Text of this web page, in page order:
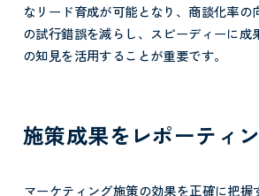
なリード育成が可能となり、商談化率
の試行錯誤を減らし、スピーディーに
の知見を活用することが重要です。
施策成果をレポーティ
マーケティング施策の効果を正確に把